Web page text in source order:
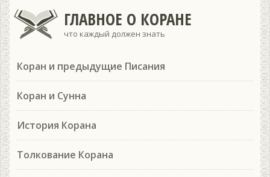
ГЛАВНОЕ О КОРАНЕ
что каждый должен знать
Коран и предыдущие Писания
Коран и Сунна
История Корана
Толкование Корана